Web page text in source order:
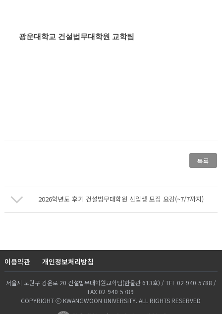
광운대학교 건설법무대학원 교학팀
목록
2026학년도 후기 건설법무대학원 신입생 모집 요강(~7/7까지)
이용약관 개인정보처리방침
서울시 노원구 광운로 20 건설법무대학원교학팀(한울관 613호) / TEL 02-940-5788 /
FAX 02-940-5789
COPYRIGHT ⓒ KWANGWOON UNIVERSITY. ALL RIGHTS RESERVED